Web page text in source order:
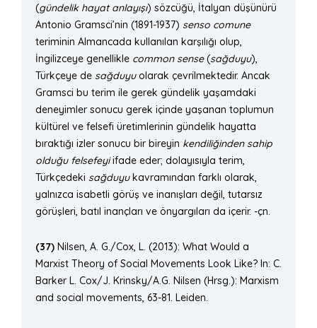
(gündelik hayat anlayışı) sözcüğü, İtalyan düşünürü
Antonio Gramsci’nin (1891-1937) senso comune
teriminin Almancada kullanılan karşılığı olup,
İngilizceye genellikle common sense(sağduyu),
Türkçeye de sağduyuolarak çevrilmektedir. Ancak
Gramsci bu terim ile gerek gündelik yaşamdaki
deneyimler sonucu gerek içinde yaşanan toplumun
kültürel ve felsefi üretimlerinin gündelik hayatta
bıraktığı izler sonucu bir bireyin kendiliğinden sahip
olduğu felsefeyiifade eder; dolayısıyla terim,
Türkçedeki sağduyukavramından farklı olarak,
yalnızca isabetli görüş ve inanışları değil, tutarsız
görüşleri, batıl inançları ve önyargıları da içerir. -çn.
(37) Nilsen, A. G./Cox, L. (2013): What Would a
Marxist Theory of Social Movements Look Like? In: C.
Barker L. Cox/J. Krinsky/A.G. Nilsen (Hrsg.): Marxism
and social movements, 63-81. Leiden.